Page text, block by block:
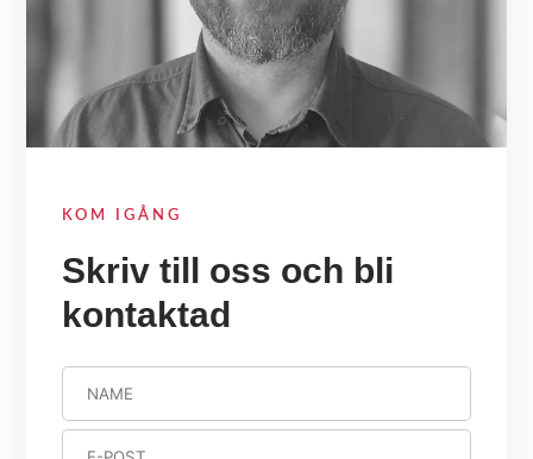
KOM IGÅNG
Skriv till oss och bli
kontaktad